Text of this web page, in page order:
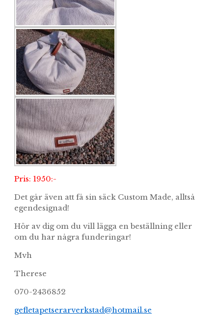
Pris: 1950:-
Det går även att få sin säck Custom Made, alltså
egendesignad!
Hör av dig om du vill lägga en beställning eller
om du har några funderingar!
Mvh
Therese
070-2436852
gefletapetserarverkstad@hotmail.se